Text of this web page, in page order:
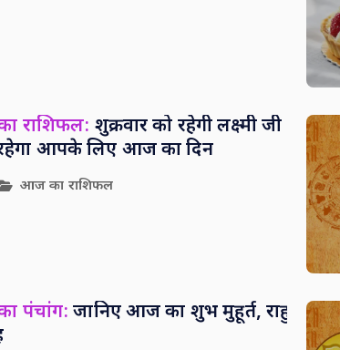
राशिफल: शुक्रवार को रहेगी लक्ष्मी जी
आपके लिए आज का दिन
आज का राशिफल
पंचांग: जानिए आज का शुभ मुहूर्त, राहु